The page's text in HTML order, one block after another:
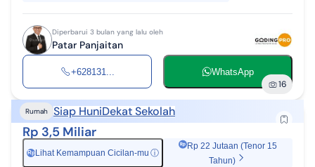
Diperbarui 3 bulan yang lalu oleh
Patar Panjaitan
+628131... WhatsApp
16
Rumah Siap HuniDekat Sekolah
Rp 3,5 Miliar
Rp Lihat Kemampuan Cicilan-mu ⓘ
Rp 22 Jutaan (Tenor 15
Tahun)